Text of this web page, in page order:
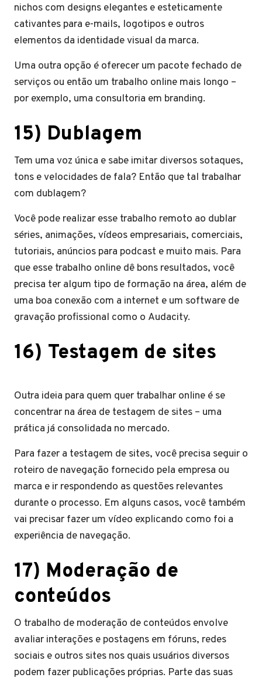
nichos com designs elegantes e esteticamente
cativantes para e-mails, logotipos e outros
elementos da identidade visual da marca.
Uma outra opção é oferecer um pacote fechado de
serviços ou então um trabalho online mais longo –
por exemplo, uma consultoria em branding.
15) Dublagem
Tem uma voz única e sabe imitar diversos sotaques,
tons e velocidades de fala? Então que tal trabalhar
com dublagem?
Você pode realizar esse trabalho remoto ao dublar
séries, animações, vídeos empresariais, comerciais,
tutoriais, anúncios para podcast e muito mais. Para
que esse trabalho online dê bons resultados, você
precisa ter algum tipo de formação na área, além de
uma boa conexão com a internet e um software de
gravação profissional como o Audacity.
16) Testagem de sites
Outra ideia para quem quer trabalhar online é se
concentrar na área de testagem de sites – uma
prática já consolidada no mercado.
Para fazer a testagem de sites, você precisa seguir o
roteiro de navegação fornecido pela empresa ou
marca e ir respondendo as questões relevantes
durante o processo. Em alguns casos, você também
vai precisar fazer um vídeo explicando como foi a
experiência de navegação.
17) Moderação de
conteúdos
O trabalho de moderação de conteúdos envolve
avaliar interações e postagens em fóruns, redes
sociais e outros sites nos quais usuários diversos
podem fazer publicações próprias. Parte das suas